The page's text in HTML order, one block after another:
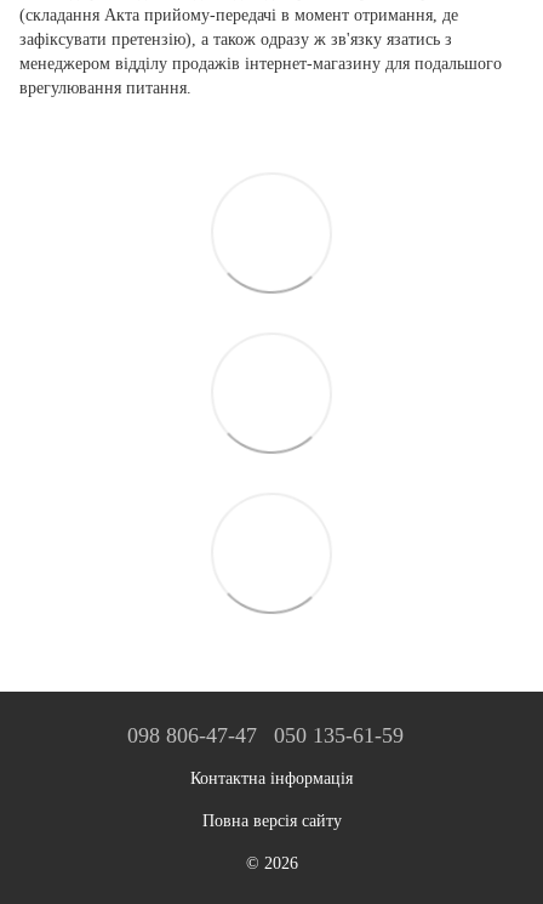
(складання Акта прийому-передачі в момент отримання, де
зафіксувати претензію), а також одразу ж зв'язку язатись з
менеджером відділу продажів інтернет-магазину для подальшого
врегулювання питання.
098 806-47-47 050 135-61-59
Контактна інформація
Повна версія сайту
© 2026